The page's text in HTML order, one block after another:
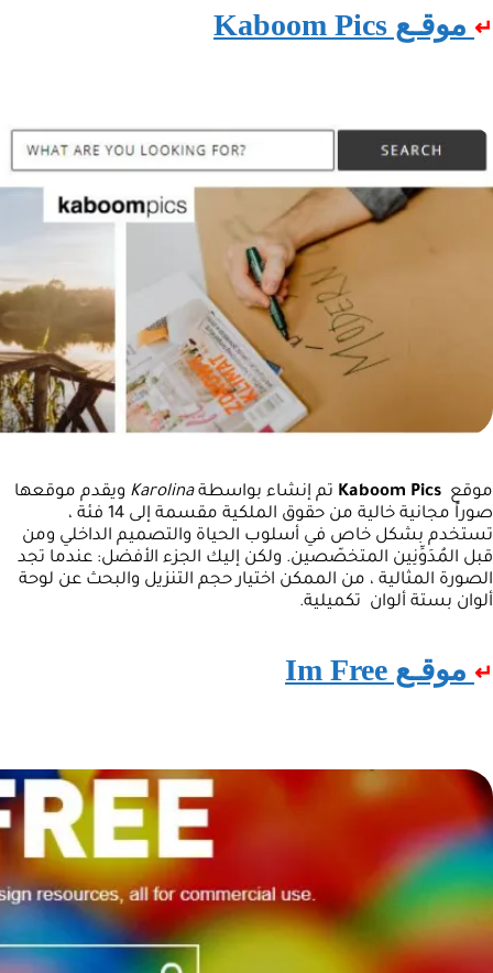
↵ موقـع Kaboom Pics
موقع Kaboom Pics تم إنشاء بواسطةKarolina ويقدم موقعها
صوراً مجانية خالية من حقوق الملكية مقسمة إلى 14 فئة ،
تستخدم بشكل خاص في أسلوب الحياة والتصميم الداخلي ومن
قبل المُدَوِّنِين المتخصّصين. ولكن إليك الجزء الأفضل: عندما تجد
الصورة المثالية ، من الممكن اختيار حجم التنزيل والبحث عن لوحة
ألوان بستة ألوان تكميلية.
↵ موقـع Im Free